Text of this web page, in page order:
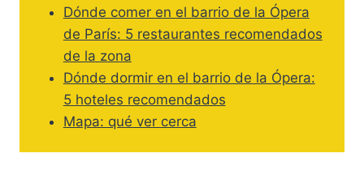
Dónde comer en el barrio de la Ópera
de París: 5 restaurantes recomendados
de la zona
Dónde dormir en el barrio de la Ópera:
5 hoteles recomendados
Mapa: qué ver cerca